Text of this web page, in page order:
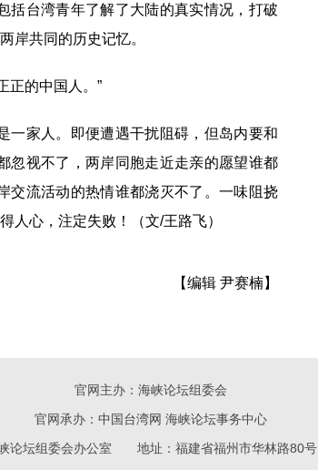
台湾青年了解了大陆的真实情况，打破
岸共同的历史记忆。
的中国人。”
家人。即便遭遇干扰阻碍，但岛内要和
忽视不了，两岸同胞走近走亲的愿望谁都
交流活动的热情谁都浇灭不了。一味阻挠
人心，注定失败！（文/王路飞）
【编辑 尹赛楠】
官网主办：海峡论坛组委会
官网承办： 中国台湾网 海峡论坛事务中心
论坛组委会办公室 地址：福建省福州市华林路80号